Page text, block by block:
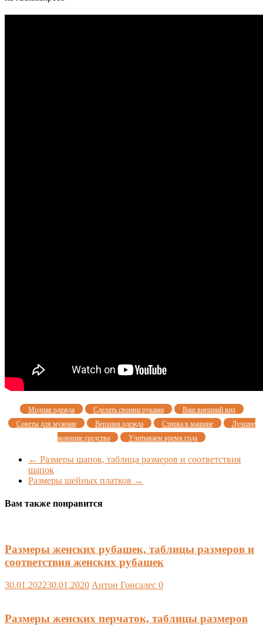
Модная одежда Сделать своими руками
Ваш внешний вид
Советы для мужчин
Верхняя одежда Стирка в машине
Лучшие
моющие средства
Учитываем время года
← Размеры шапок, таблица размеров и соответствия
шапок
Размеры шейных платков →
Вам также понравится
Размеры женских рубашек, таблицы размеров и
соответствия женских рубашек
30.01.202230.01.2020 Антон Гонсалес 0
Размеры женских перчаток, таблицы размеров